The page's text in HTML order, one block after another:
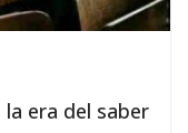
era del saber